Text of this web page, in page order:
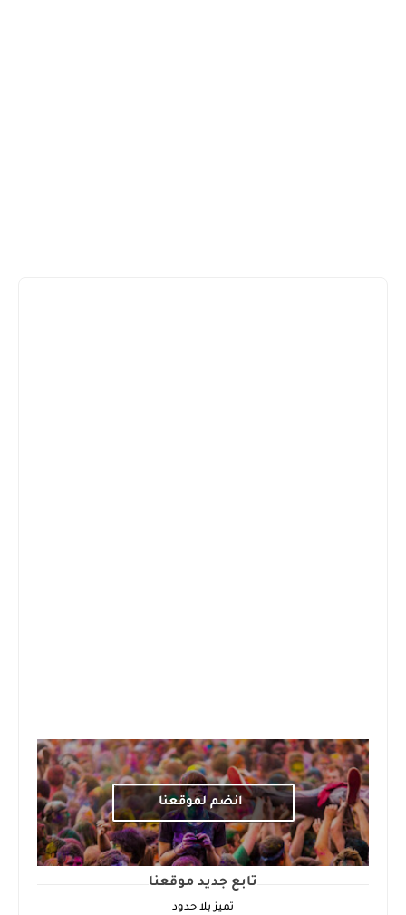
انضم لموقعنا
تابع جديد موقعنا
تميز بلا حدود